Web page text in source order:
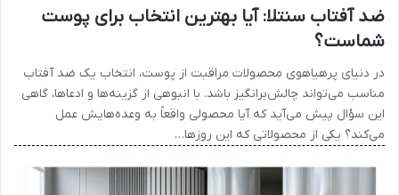
ضد آفتاب سنتلا: آیا بهترین انتخاب برای پوست
شماست؟
در دنیای پرهیاهوی محصولات مراقبت از پوست، انتخاب یک ضد آفتاب
مناسب می‌تواند چالش‌برانگیز باشد. با انبوهی از گزینه‌ها و ادعاها، گاهی
این سؤال پیش می‌آید که آیا محصولی واقعاً به وعده‌هایش عمل
می‌کند؟ یکی از محصولاتی که این روزها…